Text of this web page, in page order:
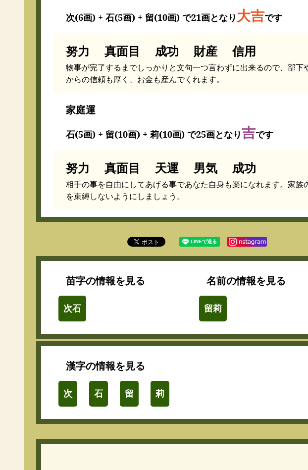
次(6画) + 石(5画) + 留(10画) で21画となり 大吉です
努力 真面目 成功 財産 信用
物事が完了するまでしっかりと文句一つ言わずに出来るので、部下
からの信頼も厚く、お金も産んでくれます。
家庭運
石(5画) + 留(10画) + 莉(10画) で25画となり吉です
努力 真面目 天運 男気 成功
相手の事を自由にしてあげる事であなた自身も楽になれます。家族
を束縛しないようにしましょう。
苗字の情報を見る
次石
名前の情報を見る
留莉
漢字の情報を見る
次 石 留 莉